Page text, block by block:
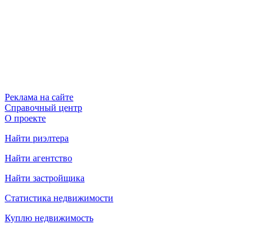
Реклама на сайте
Справочный центр
О проекте
Найти риэлтера
Найти агентство
Найти застройщика
Статистика недвижимости
Куплю недвижимость